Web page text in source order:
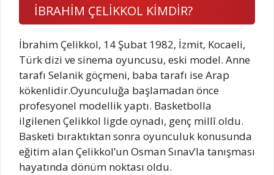
İBRAHİM ÇELİKKOL KİMDİR?
İbrahim Çelikkol, 14 Şubat 1982, İzmit, Kocaeli,
Türk dizi ve sinema oyuncusu, eski model. Anne
tarafı Selanik göçmeni, baba tarafı ise Arap
kökenlidir.Oyunculuğa başlamadan önce
profesyonel modellik yaptı. Basketbolla
ilgilenen Çelikkol ligde oynadı, genç millî oldu.
Basketi bıraktıktan sonra oyunculuk konusunda
eğitim alan Çelikkol’un Osman Sınav’la tanışması
hayatında dönüm noktası oldu.